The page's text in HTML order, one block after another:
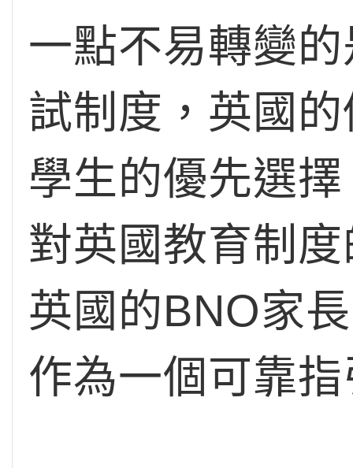
一點不易轉變
試制度，英國
學生的優先選
對英國教育制
英國的BNO家
作為一個可靠